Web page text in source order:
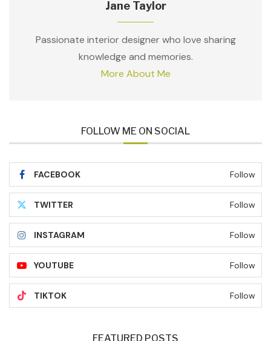
Jane Taylor
Passionate interior designer who love sharing
knowledge and memories.
More About Me
FOLLOW ME ON SOCIAL
FACEBOOK Follow
TWITTER Follow
INSTAGRAM Follow
YOUTUBE Follow
TIKTOK Follow
FEATURED POSTS